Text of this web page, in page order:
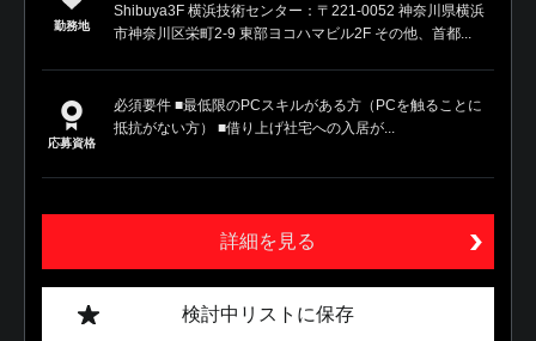
勤務地
Shibuya3F 横浜技術センター：〒221-0052 神奈川県横浜
市神奈川区栄町2-9 東部ヨコハマビル2F その他、首都...
応募資格
必須要件 ■最低限のPCスキルがある方（PCを触ることに
抵抗がない方） ■借り上げ社宅への入居が...
詳細を見る
検討中リストに保存